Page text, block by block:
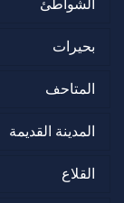
الشواطئ
بحيرات
المتاحف
المدينة القديمة
القلاع